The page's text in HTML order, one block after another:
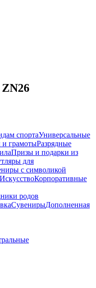
спортаУниверсальные
грамотыРазрядные
Призы и подарки из
для
с символикой
ИскусствоКорпоративные
родов
СувенирыДополненная